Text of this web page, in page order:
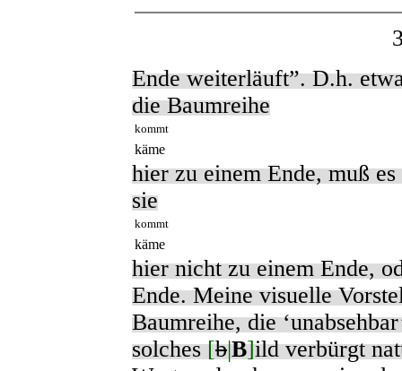
Ende weiterläuft”. D.h.
die Baumreihe
kommt
käme
hier zu einem Ende, muß
sie
kommt
käme
hier nicht zu einem Ende,
Ende. Meine visuelle
Baumreihe, die
solches[b|B]ild verbürgt